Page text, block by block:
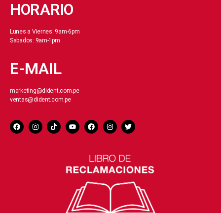
HORARIO
Lunes a Viernes: 9am-6pm
Sabados: 9am-1pm
E-MAIL
marketing@dident.com.pe
ventas@dident.com.pe